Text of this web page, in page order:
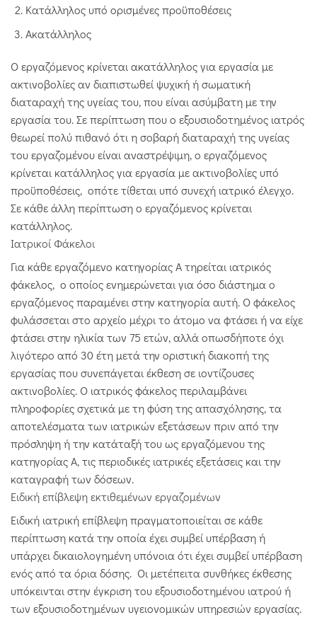
Κατάλληλος υπό ορισμένες προϋποθέσεις
Ακατάλληλος
Ο εργαζόμενος κρίνεται ακατάλληλος για εργασία με
ακτινοβολίες αν διαπιστωθεί ψυχική ή σωματική
διαταραχή της υγείας του, που είναι ασύμβατη με την
εργασία του. Σε περίπτωση που ο εξουσιοδοτημένος ιατρός
θεωρεί πολύ πιθανό ότι η σοβαρή διαταραχή της υγείας
του εργαζομένου είναι αναστρέψιμη, ο εργαζόμενος
κρίνεται κατάλληλος για εργασία με ακτινοβολίες υπό
προϋποθέσεις, οπότε τίθεται υπό συνεχή ιατρικό έλεγχο.
Σε κάθε άλλη περίπτωση ο εργαζόμενος κρίνεται
κατάλληλος.
Ιατρικοί Φάκελοι
Για κάθε εργαζόμενο κατηγορίας Α τηρείται ιατρικός
φάκελος, ο οποίος ενημερώνεται για όσο διάστημα ο
εργαζόμενος παραμένει στην κατηγορία αυτή. Ο φάκελος
φυλάσσεται στο αρχείο μέχρι το άτομο να φτάσει ή να είχε
φτάσει στην ηλικία των 75 ετών, αλλά οπωσδήποτε όχι
λιγότερο από 30 έτη μετά την οριστική διακοπή της
εργασίας που συνεπάγεται έκθεση σε ιοντίζουσες
ακτινοβολίες. Ο ιατρικός φάκελος περιλαμβάνει
πληροφορίες σχετικά με τη φύση της απασχόλησης, τα
αποτελέσματα των ιατρικών εξετάσεων πριν από την
πρόσληψη ή την κατάταξή του ως εργαζόμενου της
κατηγορίας Α, τις περιοδικές ιατρικές εξετάσεις και την
καταγραφή των δόσεων.
Ειδική επίβλεψη εκτιθεμένων εργαζομένων
Ειδική ιατρική επίβλεψη πραγματοποιείται σε κάθε
περίπτωση κατά την οποία έχει συμβεί υπέρβαση ή
υπάρχει δικαιολογημένη υπόνοια ότι έχει συμβεί υπέρβαση
ενός από τα όρια δόσης. Οι μετέπειτα συνθήκες έκθεσης
υπόκεινται στην έγκριση του εξουσιοδοτημένου ιατρού ή
των εξουσιοδοτημένων υγειονομικών υπηρεσιών εργασίας.